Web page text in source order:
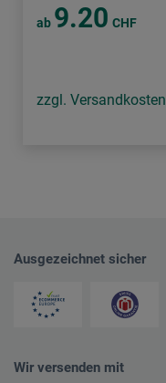
ab 9.20 CHF
zzgl. Versandkosten
Ausgezeichnet sicher
Wir versenden mit